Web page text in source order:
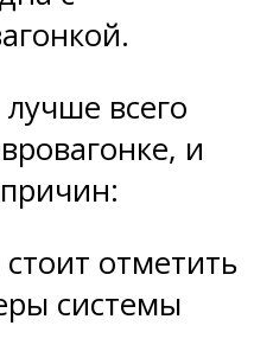
всего
и
отметить
системы